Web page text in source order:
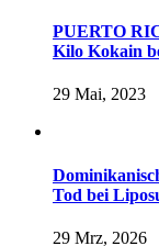
PUERTO
Kilo Kokain
29 Mai, 2023
Tod bei
29 Mrz, 2026